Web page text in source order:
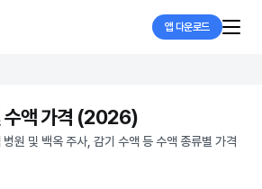
앱 다운로드
수액 가격 (2026)
원 및 백옥 주사, 감기 수액 등 수액 종류별 가격